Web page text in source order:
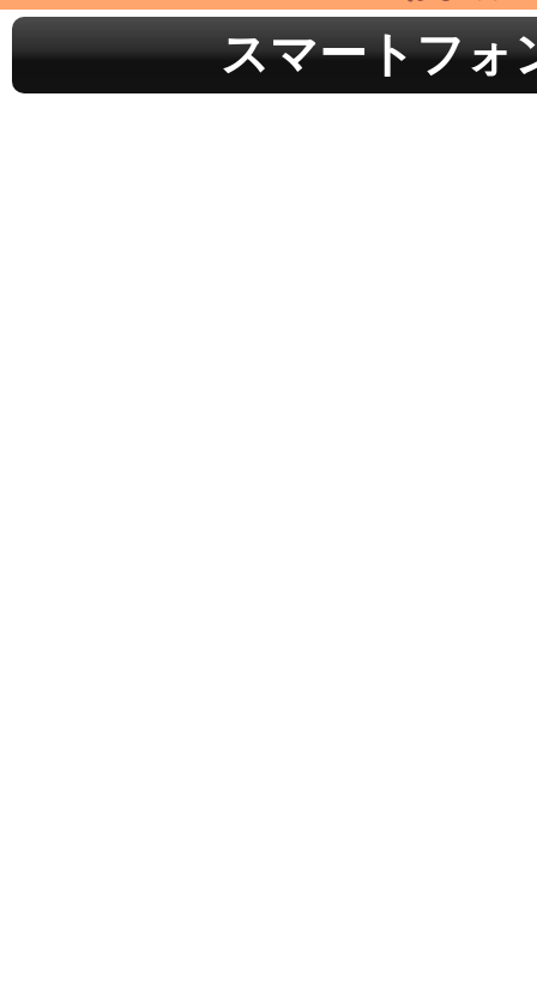
スマートフォ